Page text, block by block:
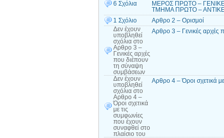
6 Σχόλια
ΜΕΡΟΣ ΠΡΩΤΟ –
ΤΜΗΜΑ ΠΡΩΤΟ –
1 Σχόλιο
Αρθρο 2 – Ορισμοί
Δεν έχουν
υποβληθεί
σχόλια στο
Αρθρο 3 –
Γενικές αρχές
που διέπουν
τη σύναψη
συμβάσεων
Αρθρο 3 – Γενικές
Δεν έχουν
υποβληθεί
σχόλια στο
Αρθρο 4 –
Όροι σχετικά
με τις
συμφωνίες
που έχουν
συναφθεί στο
πλαίσιο του
Αρθρο 4 – Όροι σχετικά